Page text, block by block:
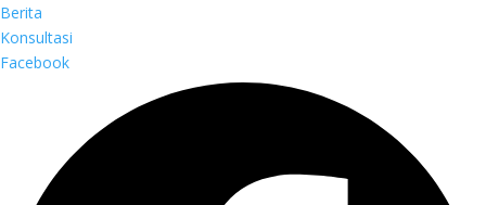
Berita
Konsultasi
Facebook